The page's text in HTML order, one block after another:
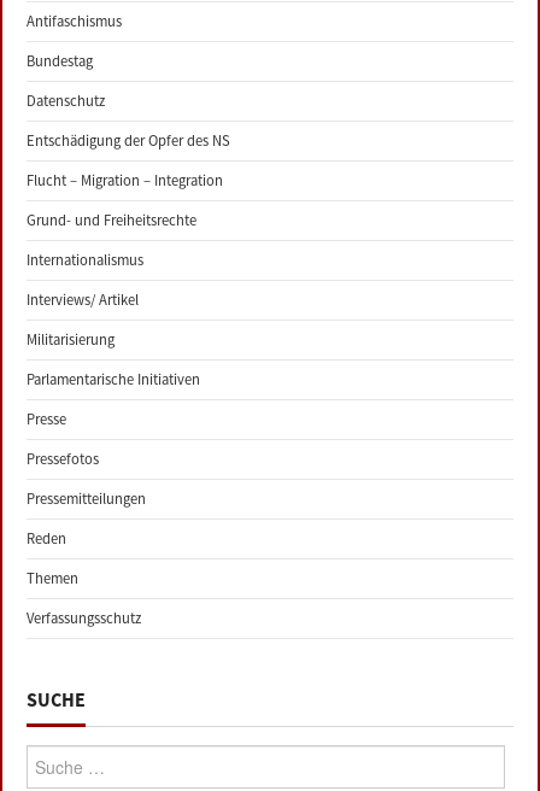
Antifaschismus
Bundestag
Datenschutz
Entschädigung der Opfer des NS
Flucht – Migration – Integration
Grund- und Freiheitsrechte
Internationalismus
Interviews/ Artikel
Militarisierung
Parlamentarische Initiativen
Presse
Pressefotos
Pressemitteilungen
Reden
Themen
Verfassungsschutz
SUCHE
Suche: